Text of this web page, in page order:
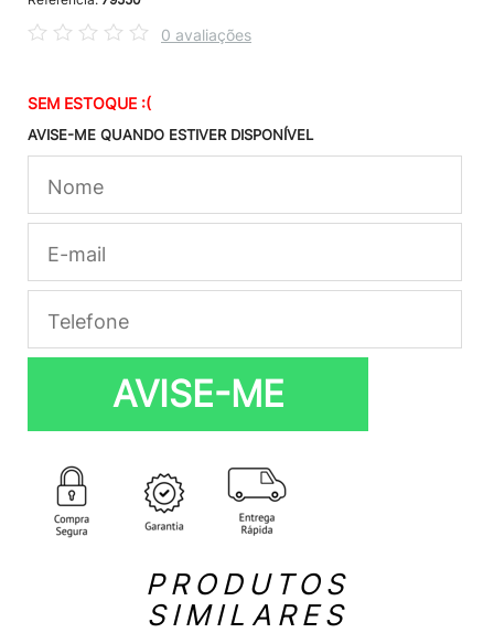
0 avaliações
SEM ESTOQUE :(
AVISE-ME QUANDO ESTIVER DISPONÍVEL
AVISE-ME
PRODUTOS
SIMILARES